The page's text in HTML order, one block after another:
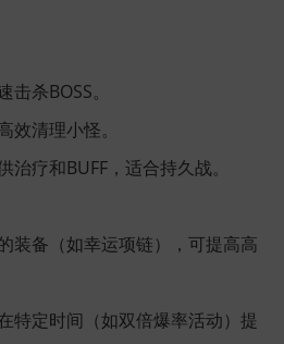
杀BOSS。
效清理小怪。
疗和BUFF，适合持久战。
装备（如幸运项链），可提高高
特定时间（如双倍爆率活动）提